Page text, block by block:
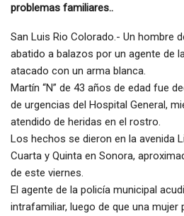
problemas familiares..
San Luis Rio Colorado.- Un hombre
abatido a balazos por un agente de
atacado con un arma blanca.
Martín “N” de 43 años de edad fue
de urgencias del Hospital General,
atendido de heridas en el rostro.
Los hechos se dieron en la avenida
Cuarta y Quinta en Sonora,
de este viernes.
El agente de la policía municipal
intrafamiliar, luego de que una mujer